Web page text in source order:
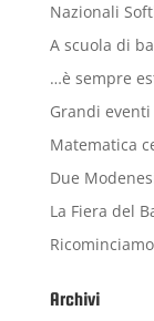
Nazionali
A scuola di
…è sempre
Grandi
Matematica
Due
La Fiera del
Archivi